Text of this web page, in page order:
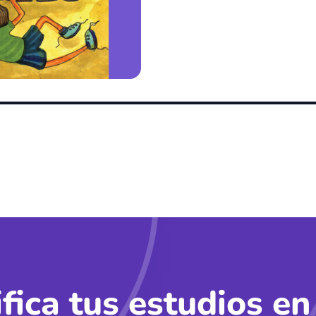
tus estudios